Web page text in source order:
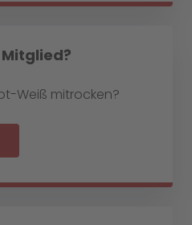
Weiß mitrocken?